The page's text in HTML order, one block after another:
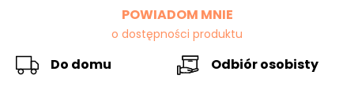
POWIADOM MNIE
o dostępności produktu
Do domu Odbiór osobisty